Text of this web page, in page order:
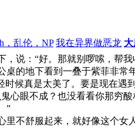
，乱伦，NP 我在异界做恶龙
说：“好。那就别啰嗦，帮
的地下看到一叠于紫菲非
时候真是太美了。要是现在
心眼不成？也没看看你那
”
不舒服起来，就好像这个